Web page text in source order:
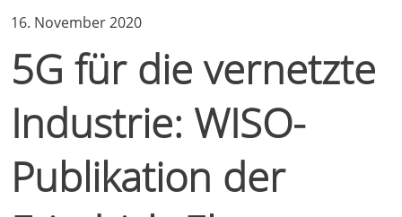
16. November 2020
5G für die vernetzte
Industrie: WISO-
Publikation der